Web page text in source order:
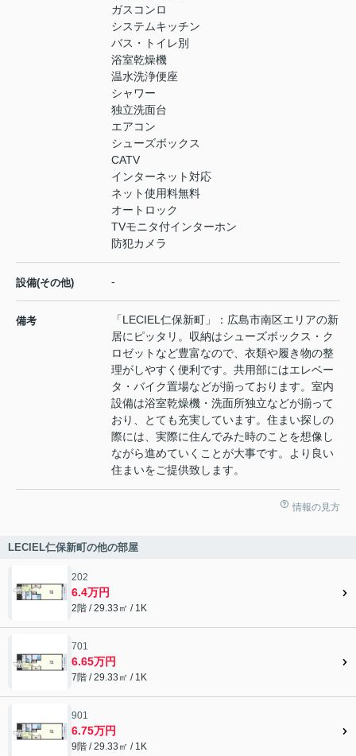
ガスコンロ
システムキッチン
バス・トイレ別
浴室乾燥機
温水洗浄便座
シャワー
独立洗面台
エアコン
シューズボックス
CATV
インターネット対応
ネット使用料無料
オートロック
TVモニタ付インターホン
防犯カメラ
設備(その他) -
備考
「LECIEL仁保新町」：広島市南区エリアの新
居にピッタリ。収納はシューズボックス・ク
ロゼットなど豊富なので、衣類や履き物の整
理がしやすく便利です。共用部にはエレベー
タ・バイク置場などが揃っております。室内
設備は浴室乾燥機・洗面所独立などが揃って
おり、とても充実しています。住まい探しの
際には、実際に住んでみた時のことを想像し
ながら進めていくことが大事です。より良い
住まいをご提供致します。
情報の見方
LECIEL仁保新町の他の部屋
202
6.4万円
2階 / 29.33㎡ / 1K
701
6.65万円
7階 / 29.33㎡ / 1K
901
6.75万円
9階 / 29.33㎡ / 1K